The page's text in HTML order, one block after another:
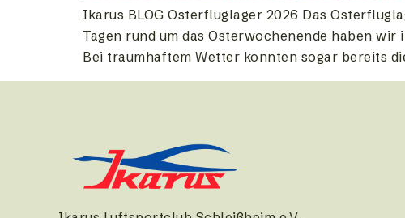
Ikarus BLOG Osterfluglager 2026 Das
Tagen rund um das Osterwochenende haben
Bei traumhaftem Wetter konnten sogar bereits